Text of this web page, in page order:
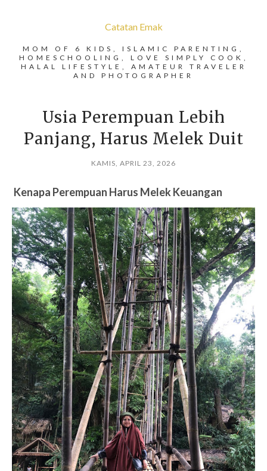
Catatan Emak
MOM OF 6 KIDS, ISLAMIC PARENTING,
HOMESCHOOLING, LOVE SIMPLY COOK,
HALAL LIFESTYLE, AMATEUR TRAVELER
AND PHOTOGRAPHER
Usia Perempuan Lebih
Panjang, Harus Melek Duit
KAMIS, APRIL 23, 2026
Kenapa Perempuan Harus Melek Keuangan